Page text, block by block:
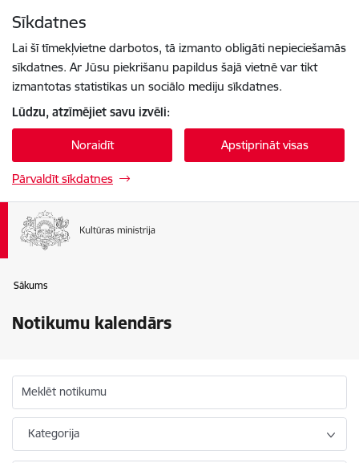
Sīkdatnes
Lai šī tīmekļvietne darbotos, tā izmanto obligāti nepieciešamās
sīkdatnes. Ar Jūsu piekrišanu papildus šajā vietnē var tikt
izmantotas statistikas un sociālo mediju sīkdatnes.
Lūdzu, atzīmējiet savu izvēli:
Noraidīt Apstiprināt visas
Pārvaldīt sīkdatnes
Sākums
Notikumu kalendārs
Meklēt notikumu
Kategorija